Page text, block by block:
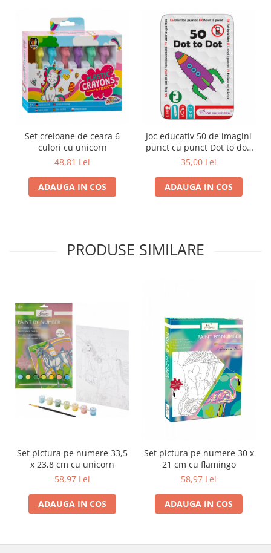
Tender Leaf
Topbright
Trefl
Vektory
Viga Toys
Woody
Set creioane de ceara 6
culori cu unicorn
48,81 Lei
ADAUGA IN COS
Joc educativ 50 de imagini
punct cu punct Dot to dot,
Purple Cow
35,00 Lei
ADAUGA IN COS
PRODUSE SIMILARE
Set pictura pe numere 33,5
x 23,8 cm cu unicorn
58,97 Lei
ADAUGA IN COS
Set pictura pe numere 30 x
21 cm cu flamingo
58,97 Lei
ADAUGA IN COS